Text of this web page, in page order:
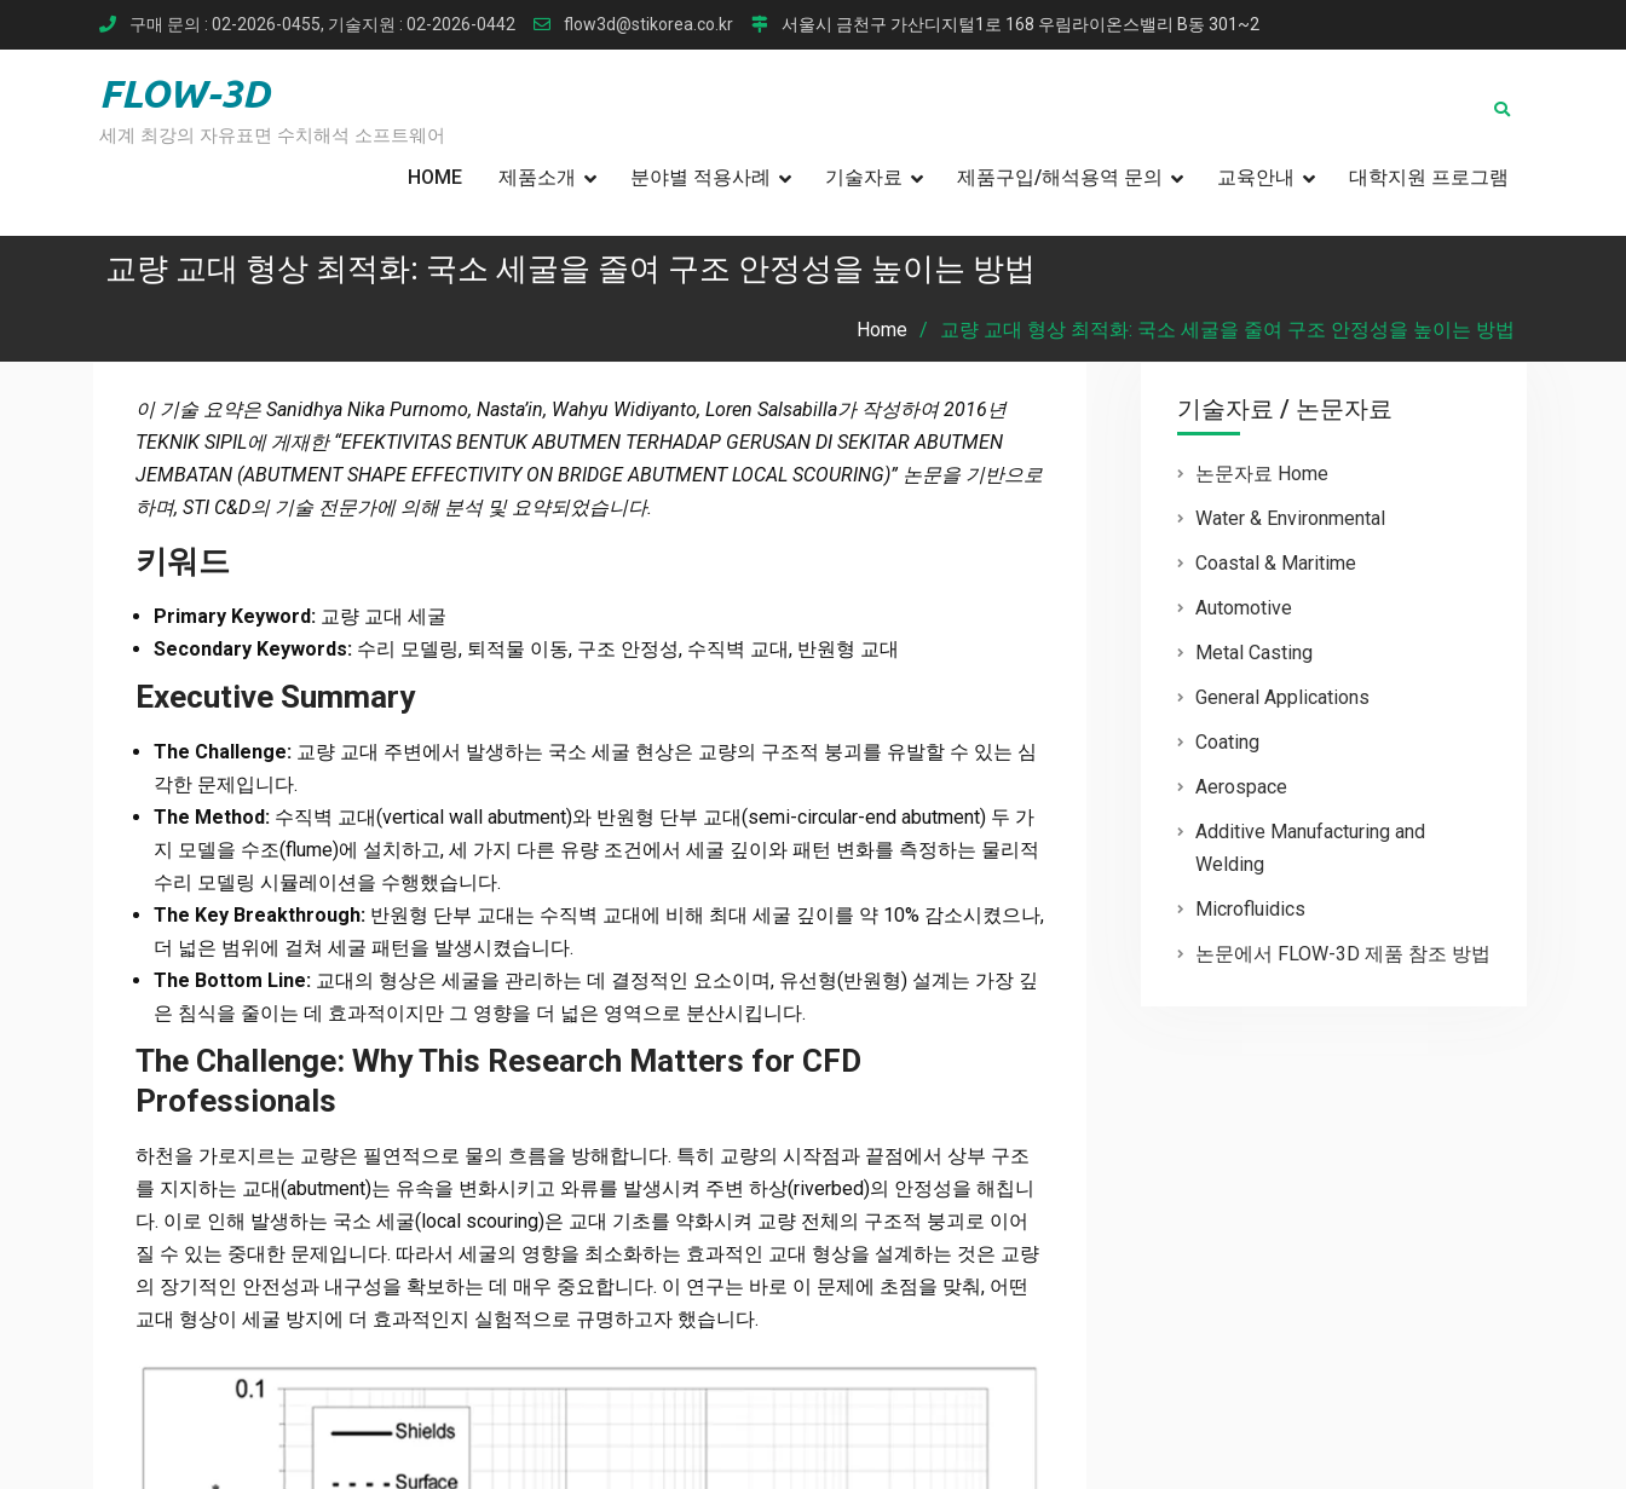
to
구매 문의 : 02-2026-0455, 기술지원 : 02-2026-0442 flow3d@stikorea.co.kr 서울시 금천구 가산디지털1로 168 우림라이온스밸리 B동 301~2
FLOW-3D
세계 최강의 자유표면 수치해석 소프트웨어
HOME 제품소개 분야별 적용사례 기술자료 제품구입/해석용역 문의 교육안내 대학지원 프로그램
교량 교대 형상 최적화: 국소 세굴을 줄여 구조 안정성을 높이는 방법
Home 교량 교대 형상 최적화: 국소 세굴을 줄여 구조 안정성을 높이는 방법
이 기술 요약은 Sanidhya Nika Purnomo, Nasta’in, Wahyu Widiyanto, Loren Salsabilla가 작성하여 2016년
TEKNIK SIPIL에 게재한 “EFEKTIVITAS BENTUK ABUTMEN TERHADAP GERUSAN DI SEKITAR ABUTMEN
JEMBATAN (ABUTMENT SHAPE EFFECTIVITY ON BRIDGE ABUTMENT LOCAL SCOURING)” 논문을 기반으로
하며, STI C&D의 기술 전문가에 의해 분석 및 요약되었습니다.
키워드
Primary Keyword: 교량 교대 세굴
Secondary Keywords: 수리 모델링, 퇴적물 이동, 구조 안정성, 수직벽 교대, 반원형 교대
Executive Summary
The Challenge: 교량 교대 주변에서 발생하는 국소 세굴 현상은 교량의 구조적 붕괴를 유발할 수 있는 심
각한 문제입니다.
The Method: 수직벽 교대(vertical wall abutment)와 반원형 단부 교대(semi-circular-end abutment) 두 가
지 모델을 수조(flume)에 설치하고, 세 가지 다른 유량 조건에서 세굴 깊이와 패턴 변화를 측정하는 물리적
수리 모델링 시뮬레이션을 수행했습니다.
The Key Breakthrough: 반원형 단부 교대는 수직벽 교대에 비해 최대 세굴 깊이를 약 10% 감소시켰으나,
더 넓은 범위에 걸쳐 세굴 패턴을 발생시켰습니다.
The Bottom Line: 교대의 형상은 세굴을 관리하는 데 결정적인 요소이며, 유선형(반원형) 설계는 가장 깊
은 침식을 줄이는 데 효과적이지만 그 영향을 더 넓은 영역으로 분산시킵니다.
The Challenge: Why This Research Matters for CFD
Professionals
하천을 가로지르는 교량은 필연적으로 물의 흐름을 방해합니다. 특히 교량의 시작점과 끝점에서 상부 구조
를 지지하는 교대(abutment)는 유속을 변화시키고 와류를 발생시켜 주변 하상(riverbed)의 안정성을 해칩니
다. 이로 인해 발생하는 국소 세굴(local scouring)은 교대 기초를 약화시켜 교량 전체의 구조적 붕괴로 이어
질 수 있는 중대한 문제입니다. 따라서 세굴의 영향을 최소화하는 효과적인 교대 형상을 설계하는 것은 교량
의 장기적인 안전성과 내구성을 확보하는 데 매우 중요합니다. 이 연구는 바로 이 문제에 초점을 맞춰, 어떤
교대 형상이 세굴 방지에 더 효과적인지 실험적으로 규명하고자 했습니다.
기술자료 / 논문자료
논문자료 Home
Water & Environmental
Coastal & Maritime
Automotive
Metal Casting
General Applications
Coating
Aerospace
Additive Manufacturing and
Welding
Microfluidics
논문에서 FLOW-3D 제품 참조 방법